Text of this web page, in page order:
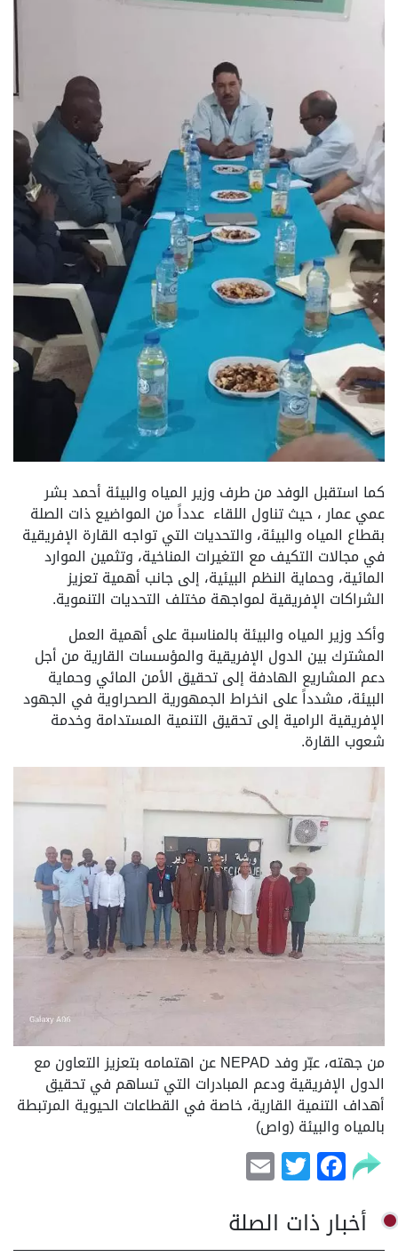
كما استقبل الوفد من طرف وزير المياه والبيئة أحمد بشر
عمي عمار ، حيث تناول اللقاء عدداً من المواضيع ذات الصلة
بقطاع المياه والبيئة، والتحديات التي تواجه القارة الإفريقية
في مجالات التكيف مع التغيرات المناخية، وتثمين الموارد
المائية، وحماية النظم البيئية، إلى جانب أهمية تعزيز
الشراكات الإفريقية لمواجهة مختلف التحديات التنموية.
وأكد وزير المياه والبيئة بالمناسبة على أهمية العمل
المشترك بين الدول الإفريقية والمؤسسات القارية من أجل
دعم المشاريع الهادفة إلى تحقيق الأمن المائي وحماية
البيئة، مشدداً على انخراط الجمهورية الصحراوية في الجهود
الإفريقية الرامية إلى تحقيق التنمية المستدامة وخدمة
شعوب القارة.
من جهته، عبّر وفد NEPAD عن اهتمامه بتعزيز التعاون مع
الدول الإفريقية ودعم المبادرات التي تساهم في تحقيق
أهداف التنمية القارية، خاصة في القطاعات الحيوية المرتبطة
بالمياه والبيئة (واص)
Facebook
Twitter
أخبار ذات الصلة